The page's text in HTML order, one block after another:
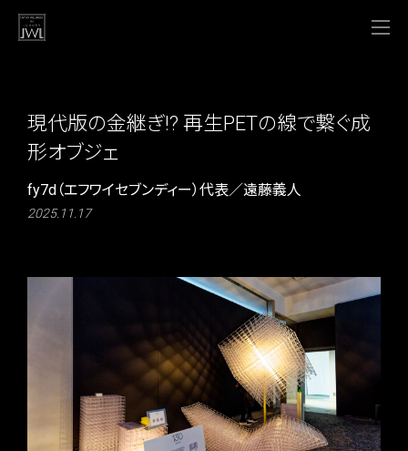
現代版の金継ぎ!? 再生PETの線で繋ぐ成
形オブジェ
fy7d（エフワイセブンディー）代表／遠藤義人
2025.11.17